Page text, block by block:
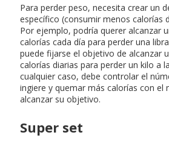
Para perder peso, necesita crear un
específico (consumir menos calorías
Por ejemplo, podría querer alcanzar
calorías cada día para perder una
puede fijarse el objetivo de alcanzar
calorías diarias para perder un kilo a
cualquier caso, debe controlar el
ingiere y quemar más calorías con el
alcanzar su objetivo.
Super set